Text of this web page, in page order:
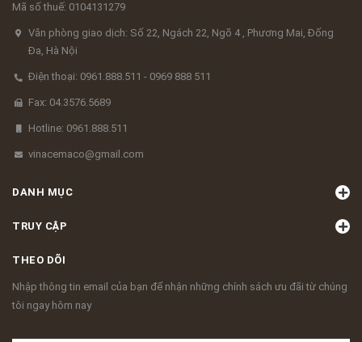
Mã số thuế: 0104131279
Văn phòng giao dịch: Số 22, Ngách 22, Ngõ 4 , Phương Mai, Đống
Đa, Hà Nội
Điện thoại: 0961.888.511 - 0969 888 511
Fax: 04.3576.5689
Hotline: 0961.888.511
vinacemaco@gmail.com
DANH MỤC
TRUY CẬP
THEO DÕI
Nhập thông tin email của bạn để nhận những chính sách ưu đãi từ chúng
tôi ngay hôm nay